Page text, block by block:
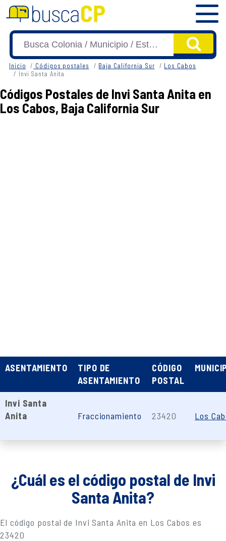
Inicio Códigos postales Baja California Sur
Los Cabos
Invi Santa Anita
Códigos Postales de Invi Santa Anita en
Los Cabos, Baja California Sur
ASENTAMIENTO
TIPO DE
ASENTAMIENTO
CÓDIGO
POSTAL
Invi Santa
Anita
Fraccionamiento 23420 Los
¿Cuál es el código postal de Invi
Santa Anita?
El código postal de Invi Santa Anita en Los Cabos es
23420